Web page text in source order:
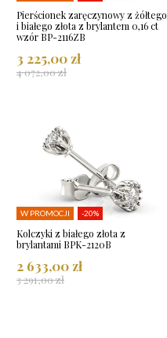
Pierścionek zaręczynowy z żółtego
i białego złota z brylantem 0,16 ct
wzór BP-2116ZB
3 225,00 zł
4 072,00 zł
W PROMOCJI -20%
Kolczyki z białego złota z
brylantami BPK-2120B
2 633,00 zł
3 291,00 zł